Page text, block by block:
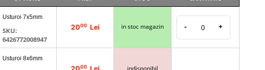
produs
grupate
Usturoi 7x5mm
SKU:
6426772008947
2000Lei in stoc magazin - +
Usturoi 8x6mm
2000Lei indisponibil